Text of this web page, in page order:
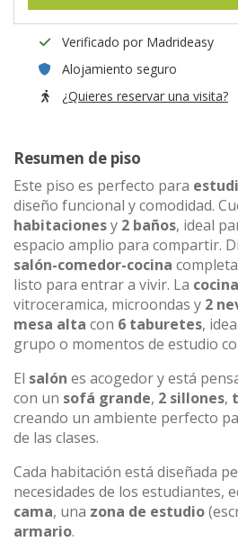
Verificado por Madrideasy
Alojamiento seguro
¿Quieres reservar una visita?
Resumen de piso
Este piso es perfecto para
diseño funcional y comodidad.
habitacionesy 2 baños, ideal
espacio amplio para compartir.
salón-comedor-cocina
listo para entrar a vivir. La cocina
vitroceramica, microondas y 2
mesa alta con 6 taburetes,
grupo o momentos de estudio
El salón es acogedor y está
con un sofá grande, 2 sillones,
creando un ambiente perfecto
de las clases.
Cada habitación está diseñada
necesidades de los estudiantes,
cama, una zona de estudio
armario.